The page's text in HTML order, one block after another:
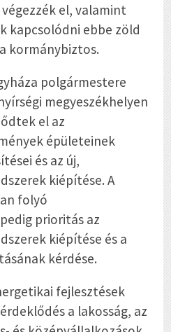
el, valamint
kapcsolódni ebbe zöld
kormánybiztos.
polgármestere
megyeszékhelyen
el az
épületeinek
és az új,
kiépítése. A
folyó
prioritás az
kiépítése és a
kérdése.
fejlesztések
a lakosság, az